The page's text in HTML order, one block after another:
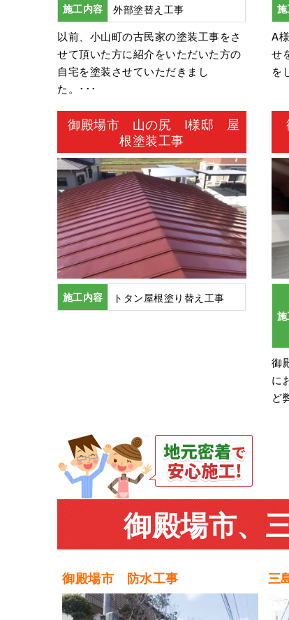
施工内容
外部塗替え工事
以前、小山町の古民家の塗装工事をさ
せて頂いた方に紹介をいただいた方の
自宅を塗装させていただきまし
た。･･･
A
せ
を
御殿場市 山の尻 I様邸 屋
根塗装工事
施工内容 トタン屋根塗り替え工事
御
に
ど
御殿場市、
御殿場市 防水工事 三